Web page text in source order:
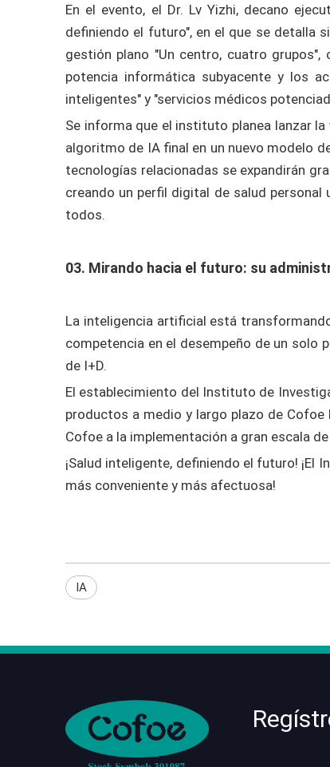
En el evento, el Dr. Lv Yizhi, decano
definiendo el futuro", en el que se detalla
gestión plano "Un centro, cuatro
potencia informática subyacente y los
inteligentes" y "servicios médicos
Se informa que el instituto planea lanzar
algoritmo de IA final en un nuevo modelo
tecnologías relacionadas se expandirán
creando un perfil digital de salud
todos.
03. Mirando hacia el futuro: su
La inteligencia artificial está
competencia en el desempeño de un
de I+D.
El establecimiento del Instituto de
productos a medio y largo plazo de Cofoe
Cofoe a la implementación a gran escala
¡Salud inteligente, definiendo el futuro!
más conveniente y más afectuosa!
IA